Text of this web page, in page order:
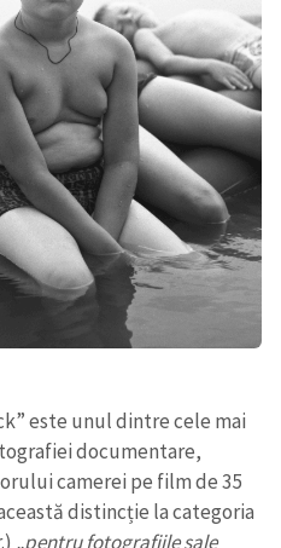
este unul dintre cele mai
documentare,
camerei pe film de 35
distincție la categoria
„pentru fotografiile sale